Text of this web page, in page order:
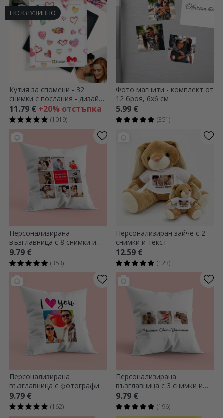
ЕКСКЛУЗИВНО
Кутия за спомени - 32
снимки с послания - дизайн
със сърце
11.79 € +20% отстъпка
(1019)
Фото магнити - комплект от
12 броя, 6x6 см
5.99 €
(351)
Персонализирана
възглавница с 8 снимки и
текст
9.79 €
(353)
Персонализиран зайче с 2
снимки и текст
12.59 €
(123)
Персонализирана
възглавница с фотография
- Обичам те
9.79 €
(162)
Персонализирана
възглавница с 3 снимки и
текст
9.79 €
(196)